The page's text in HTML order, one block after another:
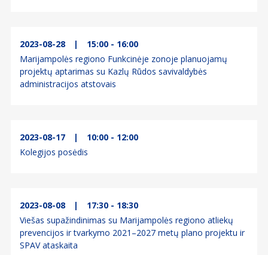
2023-08-28 |
15:00 - 16:00
Marijampolės regiono Funkcinėje zonoje planuojamų
projektų aptarimas su Kazlų Rūdos savivaldybės
administracijos atstovais
2023-08-17 |
10:00 - 12:00
Kolegijos posėdis
2023-08-08 |
17:30 - 18:30
Viešas supažindinimas su Marijampolės regiono atliekų
prevencijos ir tvarkymo 2021–2027 metų plano projektu ir
SPAV ataskaita